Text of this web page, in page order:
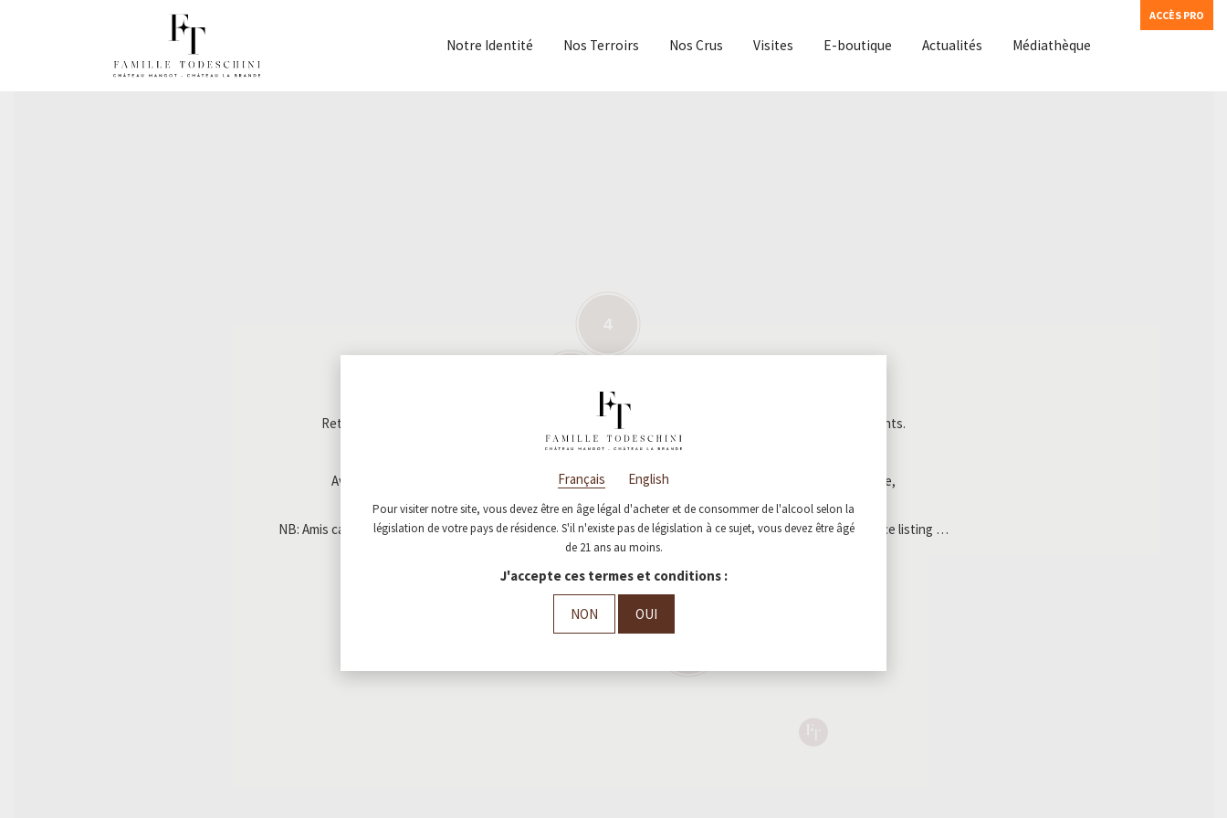
Notre Identité Nos Terroirs Nos Crus Visites E-boutique Actualités Médiathèque
ACCÈS PRO
28
11
27
86
7
Retrouvez ici la liste de nos partenaires et distributeurs à travers la France : caves, bars et restaurants.
Vous pouvez ainsi géo-localiser le plus proche de chez vous !
Avant de vous déplacer, n’hésitez pas à les contacter pour vérifier les jours et horaires d’ouverture,
et connaitre les crus et millésimes disponibles !
NB: Amis cavistes et restaurateurs, si vous avez le plaisir de distribuer nos crus mais n’apparaissez pas sur ce listing …
Contactez- nous VITE par mail àpro@chateaumangot.fr
Fermer
Français English
Pour visiter notre site, vous devez être en âge légal d'acheter et de consommer de l'alcool selon la
législation de votre pays de résidence. S'il n'existe pas de législation à ce sujet, vous devez être âgé
de 21 ans au moins.
J'accepte ces termes et conditions :
NON OUI